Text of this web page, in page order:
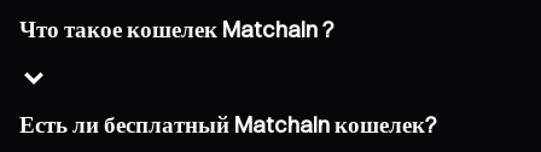
Что такое кошелек Matchain ?
Есть ли бесплатный Matchain кошелек?